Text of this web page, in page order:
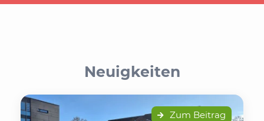
Neuigkeiten
Zum Beitrag